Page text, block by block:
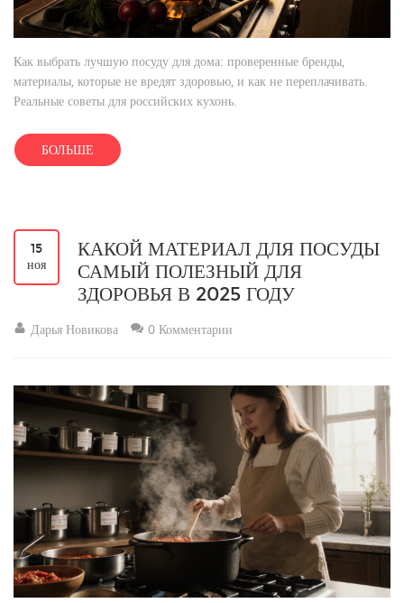
Как выбрать лучшую посуду для дома: проверенные бренды,
материалы, которые не вредят здоровью, и как не переплачивать.
Реальные советы для российских кухонь.
БОЛЬШЕ
15
ноя
КАКОЙ МАТЕРИАЛ ДЛЯ ПОСУДЫ
САМЫЙ ПОЛЕЗНЫЙ ДЛЯ
ЗДОРОВЬЯ В 2025 ГОДУ
Дарья Новикова 0 Комментарии